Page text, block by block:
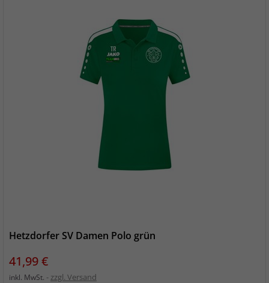
Hetzdorfer SV Damen Polo grün
Preis
41,99 €
inkl. MwSt. zzgl. Versand